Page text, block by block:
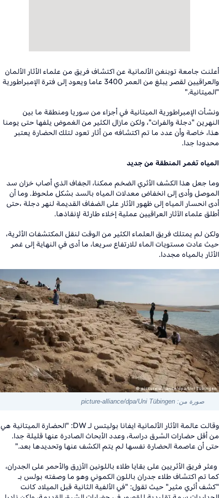
أعلنت جامعة توبنغن الألمانية عن اكتشاف فريق من علماء الأثار الألمان
والعراقيين لقصر يبلغ من العمر 3400 عاما ويعود إلى فترة الإمبراطورية
"الميتانية".
ونشأت الإمبراطورية الميتانية في أجزاء من سوريا ومنطقة ما بين
النهرين "دجلة والفرات"، ولكن مازال الكثير من الغموض يلفها حتى يومنا
هذا، خاصة وأن عدد ما تم اكتشافه من أثار تعود لتلك الحضارة يعتبر
محدودا جدا.
المياه تغمر المنطقة من جديد
وما جعل هذا الكشف الأثري الضخم ممكنا، الجفاف الذي أصاب خزان سد
الموصل وأدى إلى انخفاض معدلات المياه بالسد بشكل ملحوظ. وما أن
أدى انحسار المياه إلى ظهور الأثار على الضفاف القديمة لنهر دجلة ،حتى
أطلق علماء الآثار العراقيين عملية إخلاء طارئة لإنقاذها.
ولكن لم يمتلك فريق العلماء الكثير من الوقت لنقل المكتشفات الأثرية،
حيث عادت مستويات الماء للارتفاع سريعا، ما أدى في النهاية إلى غمر
الأثار بالمياه مجددا.
صورة من: picture-alliance/dpa/Uni Tübingen
وقالت عالمة الأثار الألمانية ايفانا بوليتس لـDW: "الحضارة الميتانية هي
من أقل حضارات الشرق دراسة، وعدد الأبحاث الصادرة عنها قليلة جدا.
حتى أن عاصمة الحضارة نفسها لم يتم الكشف عنها وتحديدها بعد".
وعثر فريق الأثريين على بقايا طلاء باللونين الأزرق والأحمر على الجدران،
كما تم اكتشاف طلاء جدران باللون الكموني وهو ما وصفته بولس بـ
"كشف أثري مثير" حيث تقول: "في الألفية الثانية قبل الميلاد كانت